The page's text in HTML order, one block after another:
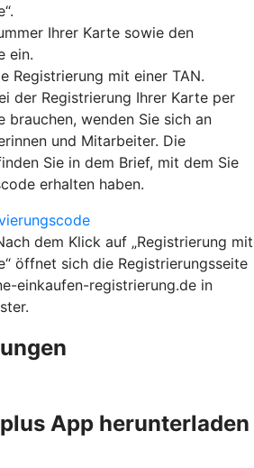
Ihrer Karte sowie den
ein.
Registrierung mit einer TAN.
der Registrierung Ihrer Karte per
brauchen, wenden Sie sich an
und Mitarbeiter. Die
Sie in dem Brief, mit dem Sie
erhalten haben.
dem Klick auf „Registrierung mit
öffnet sich die Registrierungsseite
einkaufen-registrierung.de in
App herunterladen